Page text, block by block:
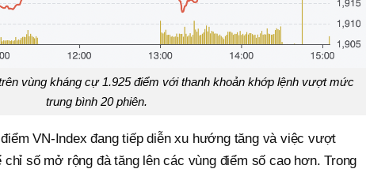
vùng kháng cự 1.925 điểm với thanh khoản khớp lệnh vượt mức
trung bình 20 phiên.
VN-Index đang tiếp diễn xu hướng tăng và việc vượt
số mở rộng đà tăng lên các vùng điểm số cao hơn. Trong